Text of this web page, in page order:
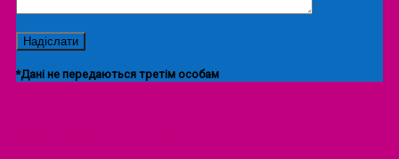
*Дані не передаються третім особам